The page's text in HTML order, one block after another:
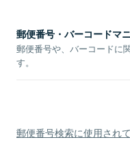
郵便番号・バーコードマ
郵便番号や、バーコードに
す。
郵便番号検索に使用され